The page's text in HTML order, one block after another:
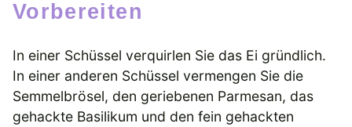
Vorbereiten
In einer Schüssel verquirlen Sie das Ei gründlich.
In einer anderen Schüssel vermengen Sie die
Semmelbrösel, den geriebenen Parmesan, das
gehackte Basilikum und den fein gehackten